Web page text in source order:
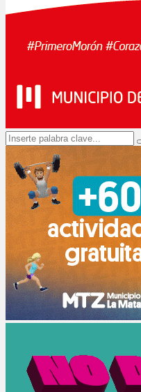
Search
for: